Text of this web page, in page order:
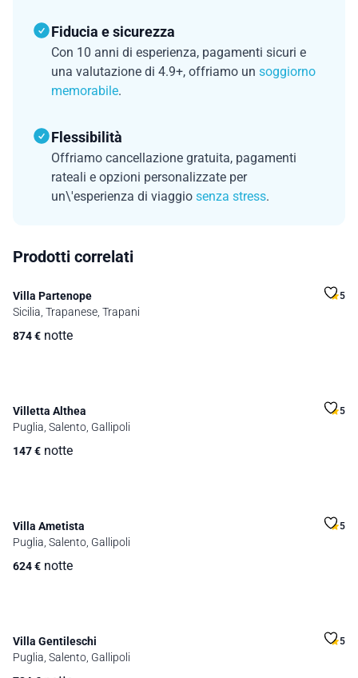
Fiducia e sicurezza
Con 10 anni di esperienza, pagamenti sicuri e
una valutazione di 4.9+, offriamo un soggiorno
memorabile.
Flessibilità
Offriamo cancellazione gratuita, pagamenti
rateali e opzioni personalizzate per
un\'esperienza di viaggio senza stress.
Prodotti correlati
Villa Partenope 5
Sicilia, Trapanese, Trapani
874€ notte
Villetta Althea 5
Puglia, Salento, Gallipoli
147€ notte
Villa Ametista 5
Puglia, Salento, Gallipoli
624€ notte
Villa Gentileschi 5
Puglia, Salento, Gallipoli